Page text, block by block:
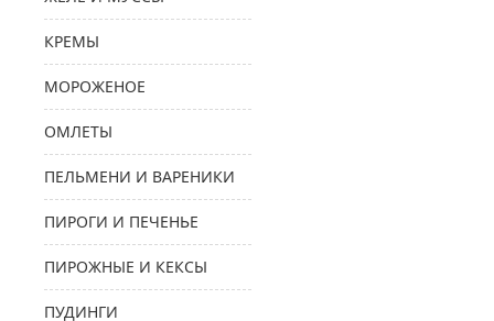
КРЕМЫ
МОРОЖЕНОЕ
ОМЛЕТЫ
ПЕЛЬМЕНИ И ВАРЕНИКИ
ПИРОГИ И ПЕЧЕНЬЕ
ПИРОЖНЫЕ И КЕКСЫ
ПУДИНГИ